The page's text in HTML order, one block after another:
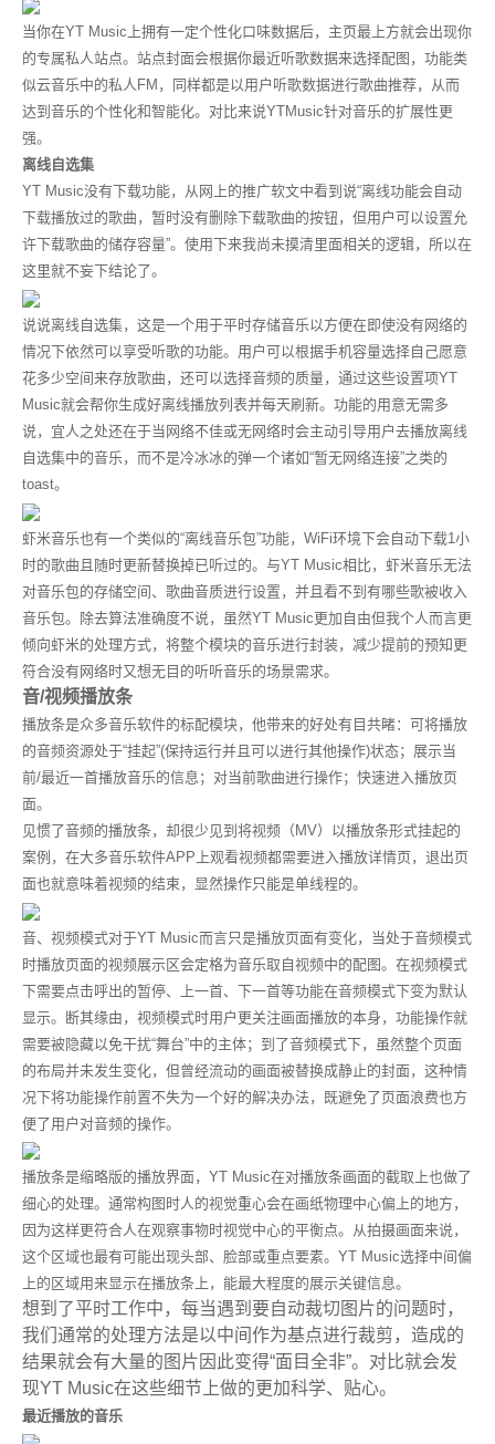
当你在YT Music 上拥有一定个性化口味数据后，主页最上方就会出现你
的专属私人站点。站点封面会根据你最近听歌数据来选择配图，功能类
似云音乐中的私人FM，同样都是以用户听歌数据进行歌曲推荐，从而
达到音乐的个性化和智能化。对比来说YTMusic针对音乐的扩展性更
强。
离线自选集
YT Music没有下载功能，从网上的推广软文中看到说“离线功能会自动
下载播放过的歌曲，暂时没有删除下载歌曲的按钮，但用户可以设置允
许下载歌曲的储存容量”。使用下来我尚未摸清里面相关的逻辑，所以在
这里就不妄下结论了。
说说离线自选集，这是一个用于平时存储音乐以方便在即使没有网络的
情况下依然可以享受听歌的功能。用户可以根据手机容量选择自己愿意
花多少空间来存放歌曲，还可以选择音频的质量，通过这些设置项YT
Music就会帮你生成好离线播放列表并每天刷新。功能的用意无需多
说，宜人之处还在于当网络不佳或无网络时会主动引导用户去播放离线
自选集中的音乐，而不是冷冰冰的弹一个诸如“暂无网络连接”之类的
toast。
虾米音乐也有一个类似的“离线音乐包”功能，WiFi环境下会自动下载1小
时的歌曲且随时更新替换掉已听过的。与YT Music相比，虾米音乐无法
对音乐包的存储空间、歌曲音质进行设置，并且看不到有哪些歌被收入
音乐包。除去算法准确度不说，虽然YT Music更加自由但我个人而言更
倾向虾米的处理方式，将整个模块的音乐进行封装，减少提前的预知更
符合没有网络时又想无目的听听音乐的场景需求。
音/视频播放条
播放条是众多音乐软件的标配模块，他带来的好处有目共睹：可将播放
的音频资源处于“挂起”(保持运行并且可以进行其他操作)状态；展示当
前/最近一首播放音乐的信息；对当前歌曲进行操作；快速进入播放页
面。
见惯了音频的播放条，却很少见到将视频（MV）以播放条形式挂起的
案例，在大多音乐软件APP上观看视频都需要进入播放详情页，退出页
面也就意味着视频的结束，显然操作只能是单线程的。
音、视频模式对于YT Music而言只是播放页面有变化，当处于音频模式
时播放页面的视频展示区会定格为音乐取自视频中的配图。在视频模式
下需要点击呼出的暂停、上一首、下一首等功能在音频模式下变为默认
显示。断其缘由，视频模式时用户更关注画面播放的本身，功能操作就
需要被隐藏以免干扰“舞台”中的主体；到了音频模式下，虽然整个页面
的布局并未发生变化，但曾经流动的画面被替换成静止的封面，这种情
况下将功能操作前置不失为一个好的解决办法，既避免了页面浪费也方
便了用户对音频的操作。
播放条是缩略版的播放界面，YT Music在对播放条画面的截取上也做了
细心的处理。通常构图时人的视觉重心会在画纸物理中心偏上的地方，
因为这样更符合人在观察事物时视觉中心的平衡点。从拍摄画面来说，
这个区域也最有可能出现头部、脸部或重点要素。 YT Music选择中间偏
上的区域用来显示在播放条上， 能最大程度的展示关键信息。
想到了平时工作中，每当遇到要自动裁切图片的问题时，
我们通常的处理方法是以中间作为基点进行裁剪，造成的
结果就会有大量的图片因此变得“面目全非”。对比就会发
现YT Music在这些细节上做的更加科学、贴心。
最近播放的音乐